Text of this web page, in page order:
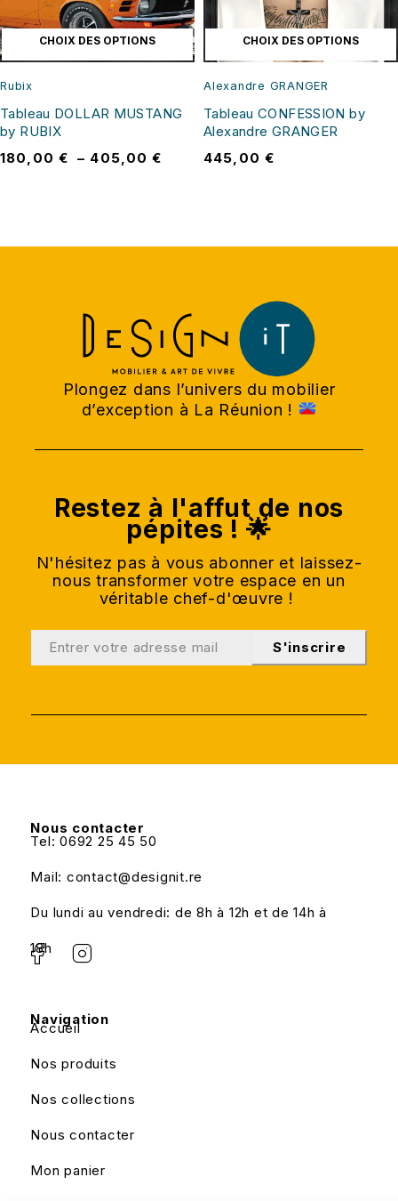
CHOIX DES OPTIONS
Rubix
Tableau DOLLAR MUSTANG
by RUBIX
180,00 € – 405,00€
CHOIX DES OPTIONS
Alexandre GRANGER
Tableau CONFESSION by
Alexandre GRANGER
445,00 €
Plongez dans l’univers du mobilier
d’exception à La Réunion !
Restez à l'affut de nos
pépites ! 🌟
N'hésitez pas à vous abonner et laissez-
nous transformer votre espace en un
véritable chef-d'œuvre !
S'inscrire
Nous contacter
Tel: 0692 25 45 50
Mail: contact@designit.re
Du lundi au vendredi: de 8h à 12h et de 14h à
18h
Navigation
Accueil
Nos produits
Nos collections
Nous contacter
Mon panier